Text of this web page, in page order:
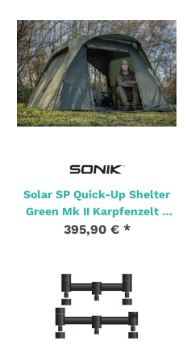
Solar SP Quick-Up Shelter
Green Mk II Karpfenzelt +
Bodenplane
395,90 € *